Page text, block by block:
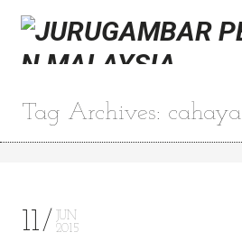
Tag Archives: cahaya
11
JUN
2015